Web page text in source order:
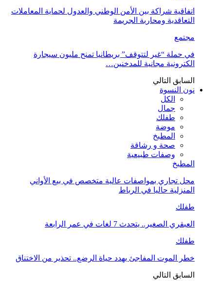
اتفاقية شراكة بين الأمن الوطني والعدول لحماية المعاملات
التعاقدية ومحاربة الجريمة
مجتمع
في حملة “غير لتتوقف” بريطانيا تمنح مليون سيجارة
الكترونية مجانية للمدخنين…
السابق التالي
نون النسوة
الكل
جمال
طفلك
موضة
المطبخ
صحة و رشاقة
وصفات طبيعية
المطبخ
محل تجاري بمواصفات عالية متخصص في بيع الأواني
المنزلية حاليا في الرباط
طفلك
العبقري الصغير.. يتحدث 7 لغات في عمر الرابعة
طفلك
خطر الموت المفاجئ يهدد حياة الرضع.. تحذير من الاختناق
السابق التالي